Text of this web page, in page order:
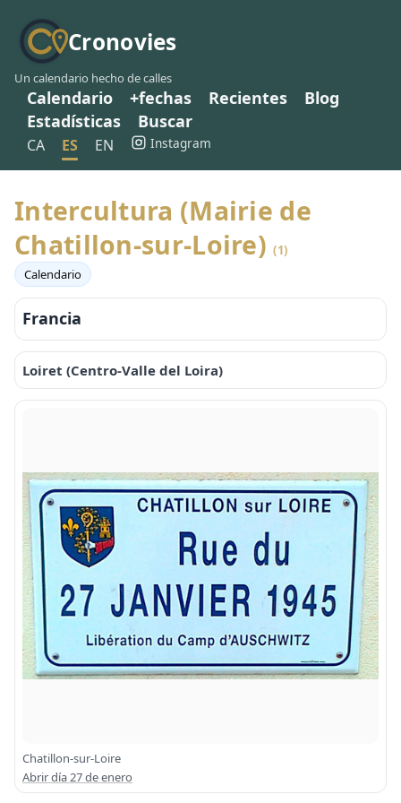
Cronovies
Un calendario hecho de calles
Calendario +fechas Recientes
Blog
Estadísticas
Buscar
CA ES EN Instagram
Intercultura (Mairie de
Chatillon-sur-Loire)(1)
Calendario
Francia
Loiret (Centro-Valle del Loira)
Chatillon-sur-Loire
Abrir día 27 de enero